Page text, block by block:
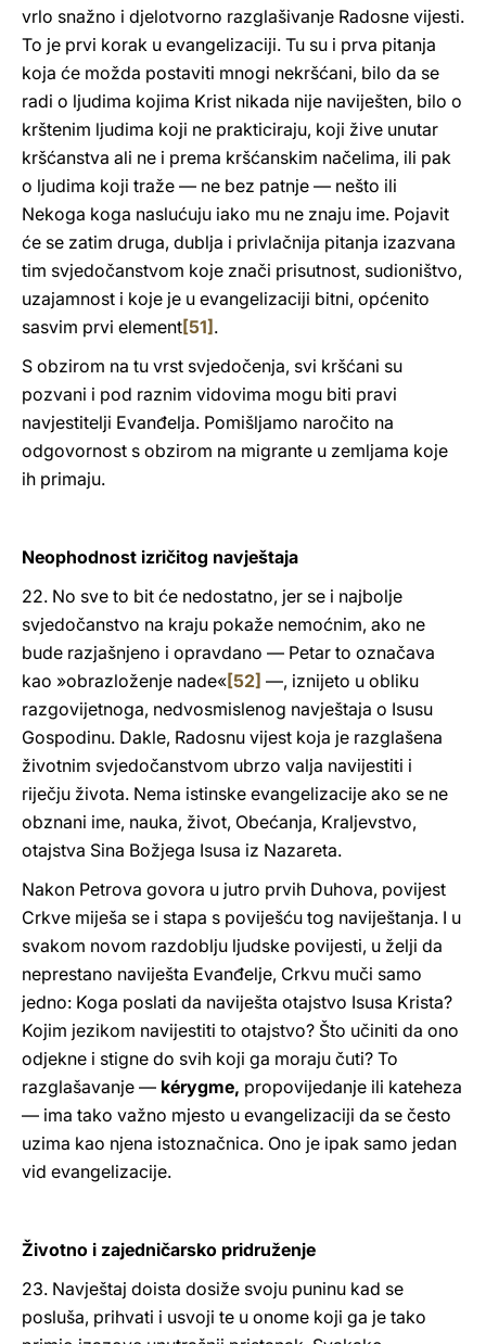
vrlo snažno i djelotvorno razglašivanje Radosne vijesti.
To je prvi korak u evangelizaciji. Tu su i prva pitanja
koja će možda postaviti mnogi nekršćani, bilo da se
radi o ljudima kojima Krist nikada nije naviješten, bilo o
krštenim ljudima koji ne prakticiraju, koji žive unutar
kršćanstva ali ne i prema kršćanskim načelima, ili pak
o ljudima koji traže — ne bez patnje — nešto ili
Nekoga koga naslućuju iako mu ne znaju ime. Pojavit
će se zatim druga, dublja i privlačnija pitanja izazvana
tim svjedočanstvom koje znači prisutnost, sudioništvo,
uzajamnost i koje je u evangelizaciji bitni, općenito
sasvim prvi element[51] .
S obzirom na tu vrst svjedočenja, svi kršćani su
pozvani i pod raznim vidovima mogu biti pravi
navjestitelji Evanđelja. Pomišljamo naročito na
odgovornost s obzirom na migrante u zemljama koje
ih primaju.
Neophodnost izričitog navještaja
22. No sve to bit će nedostatno, jer se i najbolje
svjedočanstvo na kraju pokaže nemoćnim, ako ne
bude razjašnjeno i opravdano — Petar to označava
kao »obrazloženje nade«[52] —, iznijeto u obliku
razgovijetnoga, nedvosmislenog navještaja o Isusu
Gospodinu. Dakle, Radosnu vijest koja je razglašena
životnim svjedočanstvom ubrzo valja navijestiti i
riječju života. Nema istinske evangelizacije ako se ne
obznani ime, nauka, život, Obećanja, Kraljevstvo,
otajstva Sina Božjega Isusa iz Nazareta.
Nakon Petrova govora u jutro prvih Duhova, povijest
Crkve miješa se i stapa s poviješću tog naviještanja. I u
svakom novom razdoblju ljudske povijesti, u želji da
neprestano naviješta Evanđelje, Crkvu muči samo
jedno: Koga poslati da naviješta otajstvo Isusa Krista?
Kojim jezikom navijestiti to otajstvo? Što učiniti da ono
odjekne i stigne do svih koji ga moraju čuti? To
razglašavanje — kérygme, propovijedanje ili kateheza
— ima tako važno mjesto u evangelizaciji da se često
uzima kao njena istoznačnica. Ono je ipak samo jedan
vid evangelizacije.
Životno i zajedničarsko pridruženje
23. Navještaj doista dosiže svoju puninu kad se
posluša, prihvati i usvoji te u onome koji ga je tako